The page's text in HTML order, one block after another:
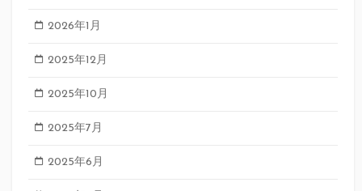
2026年1月
2025年12月
2025年10月
2025年7月
2025年6月